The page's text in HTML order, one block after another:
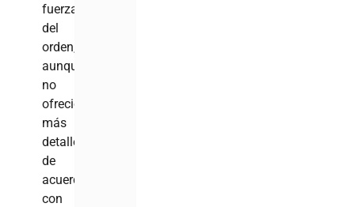
fuerzas
del
orden,
aunque
no
ofreció
más
detalles,
de
acuerdo
con